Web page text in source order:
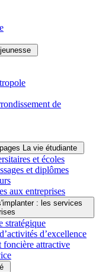
de
La vie étudiante
et écoles
et diplômes
aux entreprises
: les services
stratégique
d’excellence
attractive